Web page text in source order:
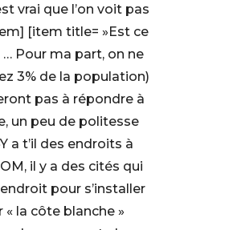
vrai que l’on voit pas
[item title= »Est ce
Pour ma part, on ne
3% de la population)
pas à répondre à
un peu de politesse
a t’il des endroits à
il y a des cités qui
pour s’installer
la côte blanche »